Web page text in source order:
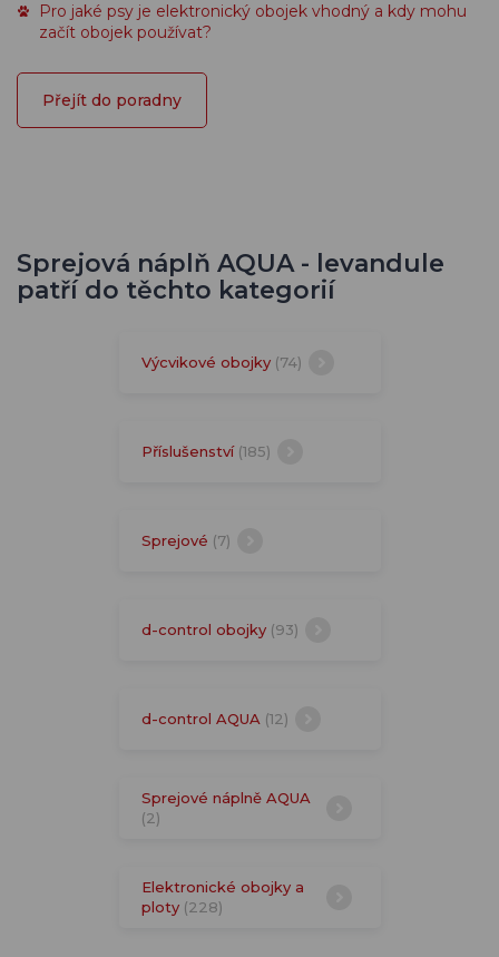
Pro jaké psy je elektronický obojek vhodný a kdy mohu
začít obojek používat?
Přejít do poradny
Sprejová náplň AQUA - levandule
patří do těchto kategorií
Výcvikové obojky (74)
Příslušenství (185)
Sprejové (7)
d-control obojky (93)
d-control AQUA (12)
Sprejové náplně AQUA
(2)
Elektronické obojky a
ploty (228)